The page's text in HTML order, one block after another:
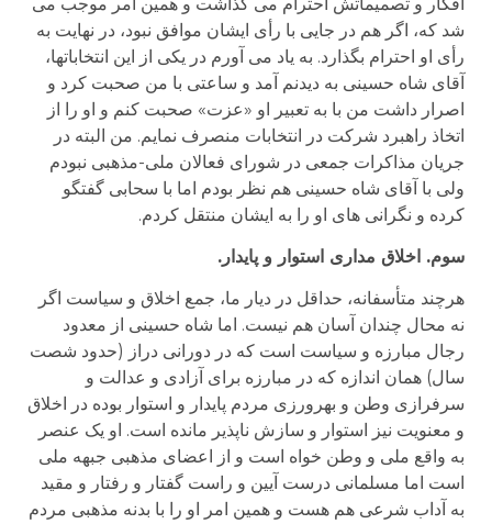
شد که، اگر هم در جایی با رأی ایشان موافق نبود، در نهایت به
رأی او احترام بگذارد. به یاد می آورم در یکی از این انتخاباتها،
آقای شاه حسینی به دیدنم آمد و ساعتی با من صحبت کرد و
اصرار داشت من با به تعبیر او «عزت» صحبت کنم و او را از
اتخاذ راهبرد شرکت در انتخابات منصرف نمایم. من البته در
جریان مذاکرات جمعی در شورای فعالان ملی-مذهبی نبودم
ولی با آقای شاه حسینی هم نظر بودم اما با سحابی گفتگو
کرده و نگرانی های او را به ایشان منتقل کردم.
سوم. اخلاق مداری استوار و پایدار.
هرچند متأسفانه، حداقل در دیار ما، جمع اخلاق و سیاست اگر
نه محال چندان آسان هم نیست. اما شاه حسینی از معدود
رجال مبارزه و سیاست است که در دورانی دراز (حدود شصت
سال) همان اندازه که در مبارزه برای آزادی و عدالت و
سرفرازی وطن و بهرورزی مردم پایدار و استوار بوده در اخلاق
و معنویت نیز استوار و سازش ناپذیر مانده است. او یک عنصر
به واقع ملی و وطن خواه است و از اعضای مذهبی جبهه ملی
است اما مسلمانی درست آیین و راست گفتار و رفتار و مقید
به آداب شرعی هم هست و همین امر او را با بدنه مذهبی مردم